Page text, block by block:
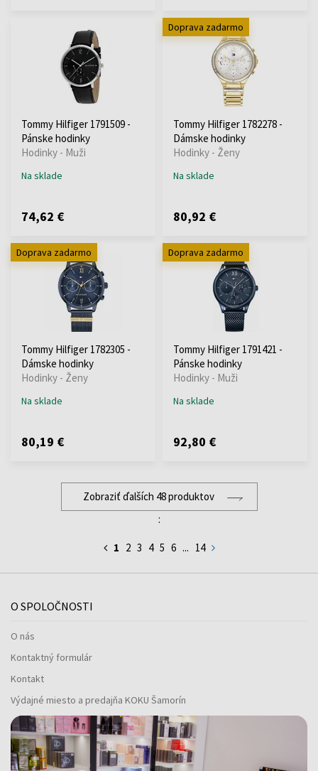
Tommy Hilfiger 1791509 -
Pánske hodinky
Hodinky - Muži
Na sklade
74,62 €
Doprava zadarmo
Tommy Hilfiger 1782278 -
Dámske hodinky
Hodinky - Ženy
Na sklade
80,92 €
Doprava zadarmo
Tommy Hilfiger 1782305 -
Dámske hodinky
Hodinky - Ženy
Na sklade
80,19 €
Doprava zadarmo
Tommy Hilfiger 1791421 -
Pánske hodinky
Hodinky - Muži
Na sklade
92,80 €
Zobraziť ďalších 48 produktov
:
1 2 3 4 5 6 ... 14
O SPOLOČNOSTI
O nás
Kontaktný formulár
Kontakt
Výdajné miesto a predajňa KOKU Šamorín